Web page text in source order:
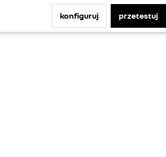
konfiguruj przetestuj